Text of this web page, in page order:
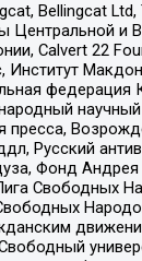
Bellingcat Ltd,
Центральной и
Calvert 22
Институт
федерация
пресса,
Русский
Фонд Андрея
Свободных